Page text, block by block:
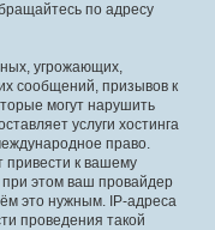
по адресу
угрожающих,
сообщений, призывов к
могут нарушить
услуги хостинга
право.
привести к вашему
этом ваш провайдер
это нужным. IP-адреса
проведения такой